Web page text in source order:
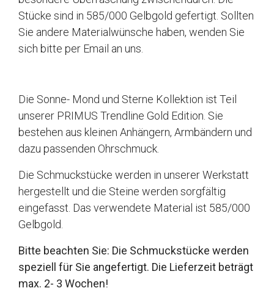
Stücke sind in 585/000 Gelbgold gefertigt. Sollten
Sie andere Materialwünsche haben, wenden Sie
sich bitte per Email an uns.
Die Sonne- Mond und Sterne Kollektion ist Teil
unserer PRIMUS Trendline Gold Edition. Sie
bestehen aus kleinen Anhängern, Armbändern und
dazu passenden Ohrschmuck.
Die Schmuckstücke werden in unserer Werkstatt
hergestellt und die Steine werden sorgfältig
eingefasst. Das verwendete Material ist 585/000
Gelbgold.
Bitte beachten Sie: Die Schmuckstücke werden
speziell für Sie angefertigt. Die Lieferzeit beträgt
max. 2- 3 Wochen!